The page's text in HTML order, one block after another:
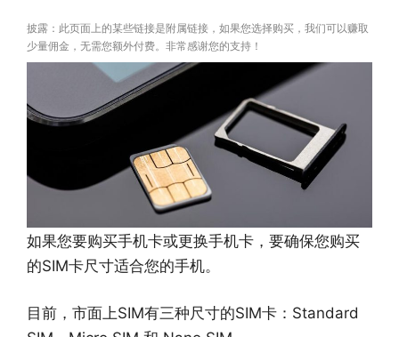
披露：此页面上的某些链接是附属链接，如果您选择购买，我们可以赚取
少量佣金，无需您额外付费。非常感谢您的支持！
如果您要购买手机卡或更换手机卡，要确保您购买
的SIM卡尺寸适合您的手机。
目前，市面上SIM有三种尺寸的SIM卡：Standard